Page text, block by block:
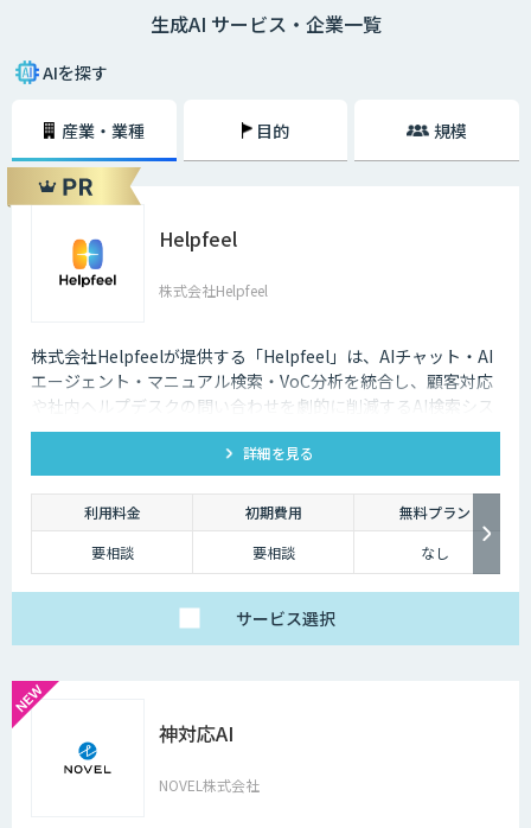
生成AI サービス・企業一覧
AIを探す
産業・業種 目的 規模
Helpfeel
株式会社Helpfeel
株式会社Helpfeelが提供する「Helpfeel」は、AIチャット・AI
エージェント・マニュアル検索・VoC分析を統合し、顧客対応
や社内ヘルプデスクの問い合わせを劇的に削減するAI検索シス
テムです。特許技術と手厚い伴走支援で、誰でも即座に答えを
詳細を見る
利用料金 初期費用
無料プラン
要相談
要相談 なし
サービス選択
神対応AI
NOVEL株式会社